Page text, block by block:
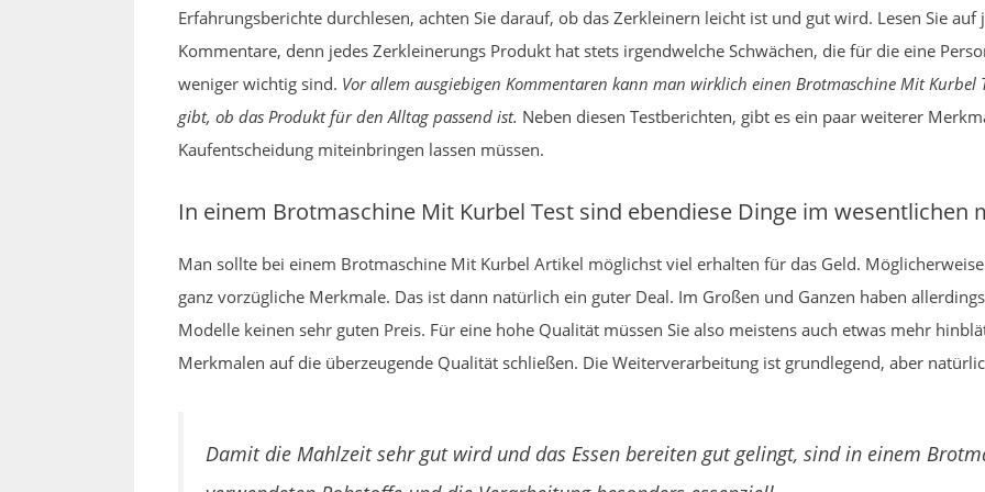
Erfahrungsberichte durchlesen, achten Sie darauf, ob das Zerkleinern leicht ist und gut wird. Lesen Sie auf
Kommentare, denn jedes Zerkleinerungs Produkt hat stets irgendwelche Schwächen, die für die eine
weniger wichtig sind. Vor allem ausgiebigen Kommentaren kann man wirklich einen Brotmaschine Mit Kurbel
gibt, ob das Produkt für den Alltag passend ist. Neben diesen Testberichten, gibt es ein paar weiterer
Kaufentscheidung miteinbringen lassen müssen.
In einem Brotmaschine Mit Kurbel Test sind ebendiese Dinge im wesentlichen
Man sollte bei einem Brotmaschine Mit Kurbel Artikel möglichst viel erhalten für das Geld.
ganz vorzügliche Merkmale. Das ist dann natürlich ein guter Deal. Im Großen und Ganzen haben
Modelle keinen sehr guten Preis. Für eine hohe Qualität müssen Sie also meistens auch etwas mehr
Merkmalen auf die überzeugende Qualität schließen. Die Weiterverarbeitung ist grundlegend, aber
Damit die Mahlzeit sehr gut wird und das Essen bereiten gut gelingt, sind in einem